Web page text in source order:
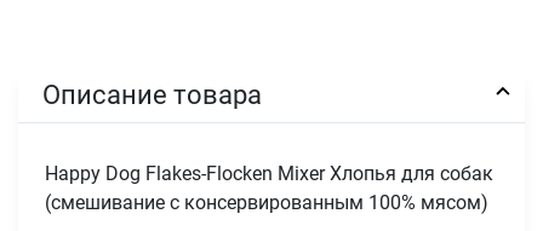
Описание товара
Happy Dog Flakes-Flocken Mixer Хлопья для собак
(смешивание с консервированным 100% мясом)